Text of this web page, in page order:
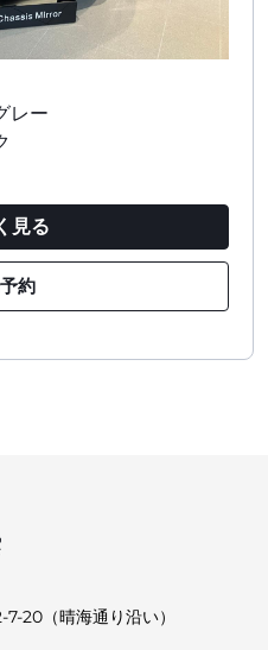
レー
見る
約
20（晴海通り沿い）